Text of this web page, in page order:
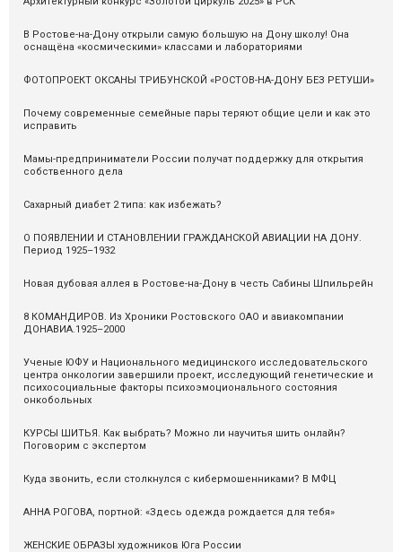
В Ростове-на-Дону открыли самую большую на Дону школу! Она
оснащёна «космическими» классами и лабораториями
ФОТОПРОЕКТ ОКСАНЫ ТРИБУНСКОЙ «РОСТОВ-НА-ДОНУ БЕЗ РЕТУШИ»
Почему современные семейные пары теряют общие цели и как это
исправить
Мамы-предприниматели России получат поддержку для открытия
собственного дела
Сахарный диабет 2 типа: как избежать?
О ПОЯВЛЕНИИ И СТАНОВЛЕНИИ ГРАЖДАНСКОЙ АВИАЦИИ НА ДОНУ.
Период 1925–1932
Новая дубовая аллея в Ростове-на-Дону в честь Сабины Шпильрейн
8 КОМАНДИРОВ. Из Хроники Ростовского ОАО и авиакомпании
ДОНАВИА.1925–2000
Ученые ЮФУ и Национального медицинского исследовательского
центра онкологии завершили проект, исследующий генетические и
психосоциальные факторы психоэмоционального состояния
онкобольных
КУРСЫ ШИТЬЯ. Как выбрать? Можно ли научитья шить онлайн?
Поговорим с экспертом
Куда звонить, если столкнулся с кибермошенниками? В МФЦ
АННА РОГОВА, портной: «Здесь одежда рождается для тебя»
ЖЕНСКИЕ ОБРАЗЫ художников Юга России